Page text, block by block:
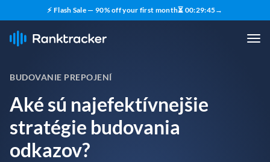
⚡ Flash Sale — 90% off your first month⏳ 00:29:44→
BUDOVANIE PREPOJENÍ
Aké sú najefektívnejšie
stratégie budovania
odkazov?